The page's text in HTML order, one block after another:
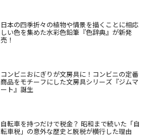
日本の四季折々の植物や情景を描くことに相応
しい色を集めた水彩色鉛筆『色辞典』が新発
売！
コンビニおにぎりが文房具に！コンビニの定番
商品をモチーフにした文房具シリーズ『ジムマ
ート』誕生
自転車を持つだけで税金？ 昭和まで続いた「自
転車税」の意外な歴史と脱税が横行した理由